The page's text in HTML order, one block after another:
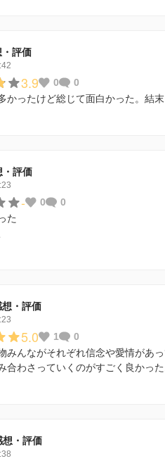
評価
3.9 0
0
かったけど総じて面白かった。結
・評価
- 0
0
た
・評価
5.0 1
0
みんながそれぞれ信念や愛情があ
合わさっていくのがすごく良かっ
想・評価